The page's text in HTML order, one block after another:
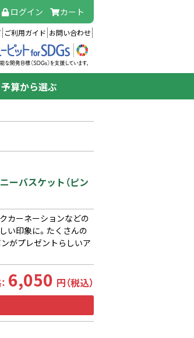
ログイン カート
ご利用ガイド お問い合わせ
予算から選ぶ
ーバスケット（ピン
カーネーションなどの
い印象に。たくさんの
がプレゼントらしいア
6,050 円（税込）